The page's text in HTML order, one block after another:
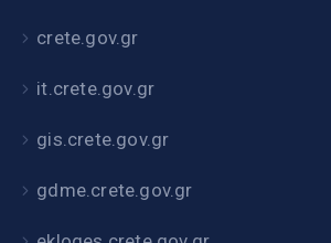
crete.gov.gr
it.crete.gov.gr
gis.crete.gov.gr
gdme.crete.gov.gr